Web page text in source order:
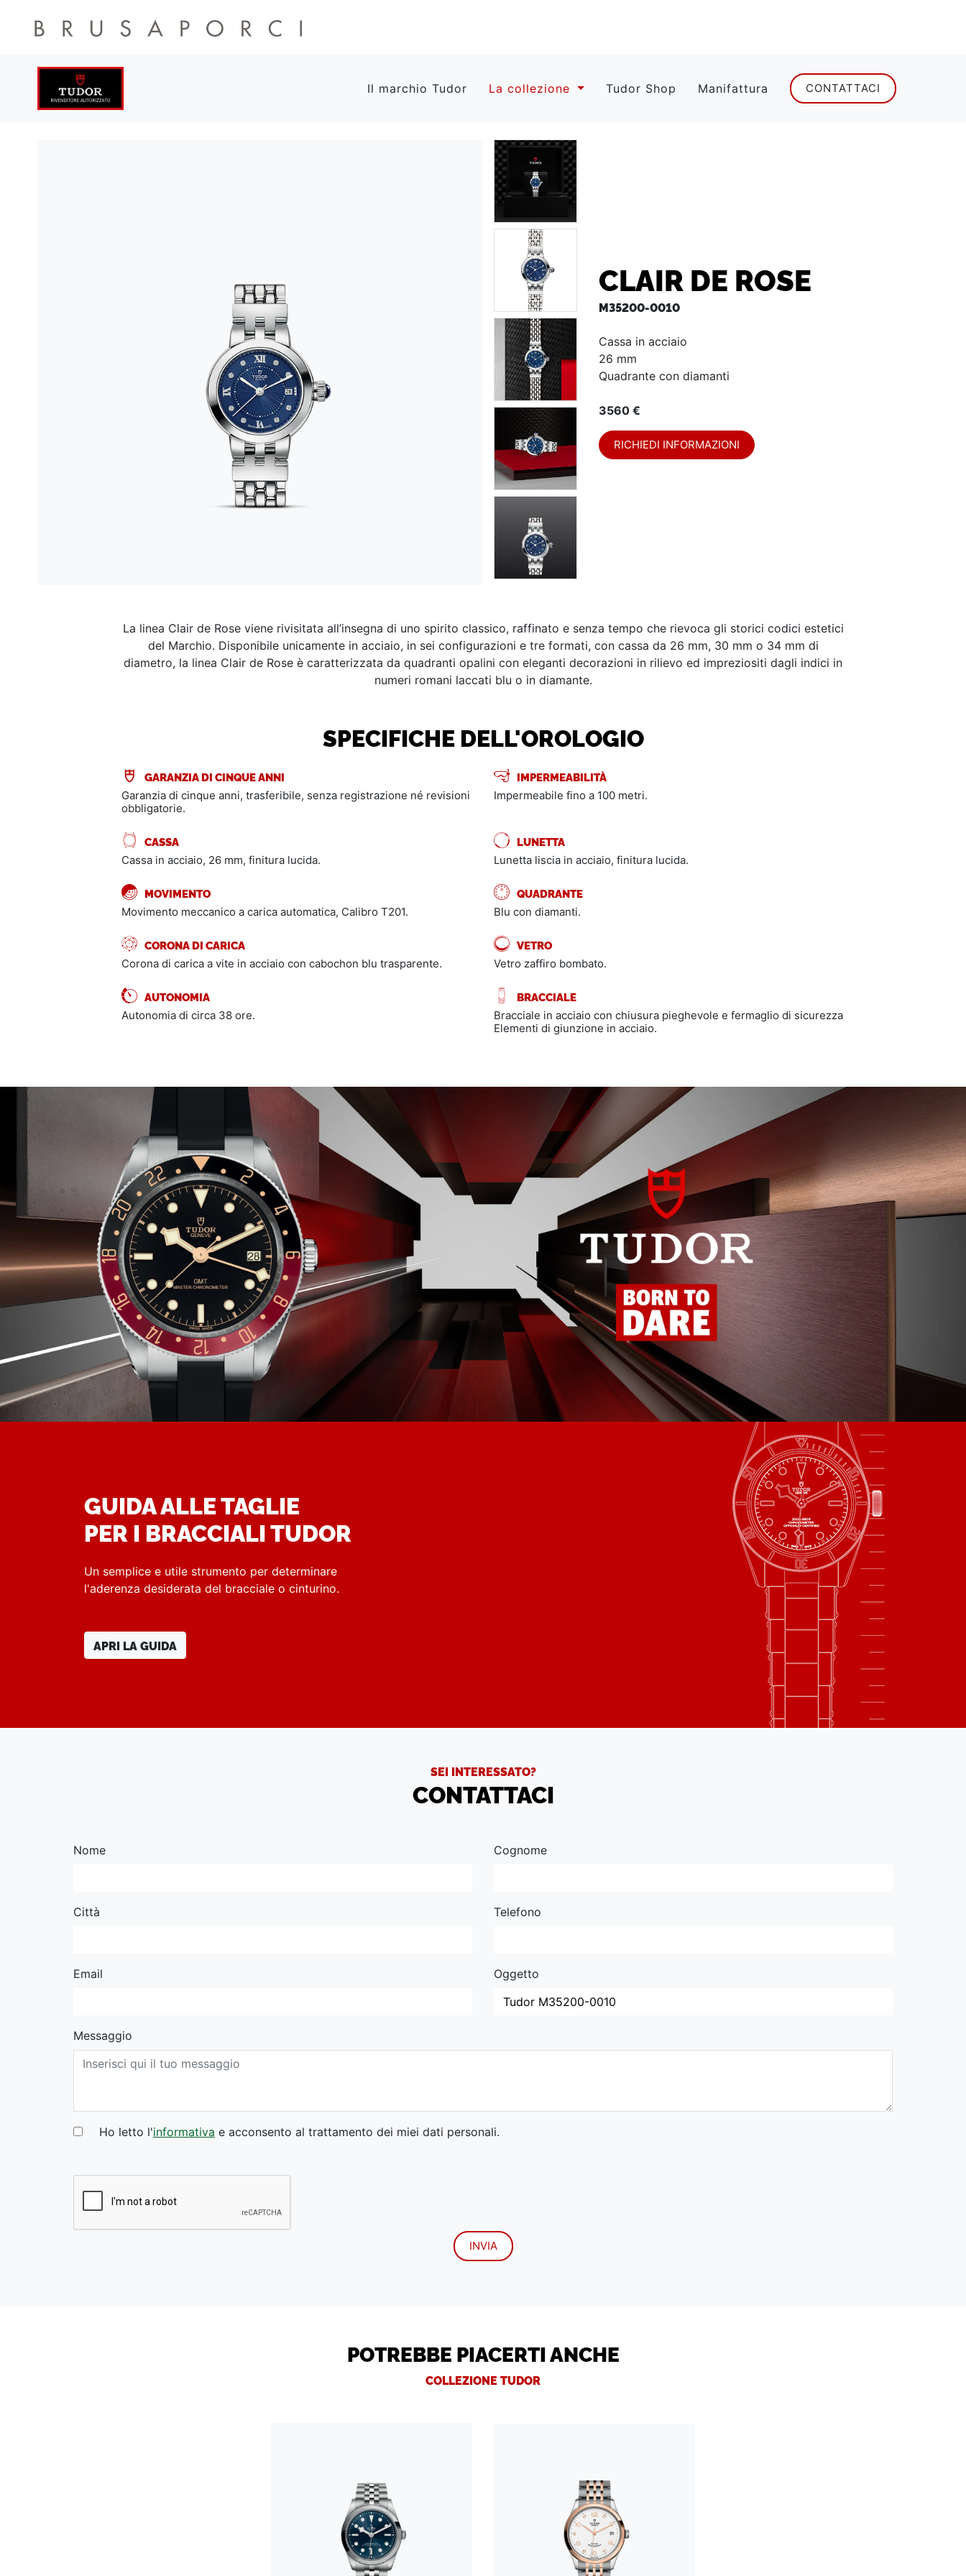
Il marchio Tudor La collezione Tudor Shop Manifattura CONTATTACI
CLAIR DE ROSE
M35200-0010
Cassa in acciaio
26 mm
Quadrante con diamanti
3560 €
RICHIEDI INFORMAZIONI
La linea Clair de Rose viene rivisitata all’insegna di uno spirito classico, raffinato e senza tempo che rievoca gli storici codici estetici
del Marchio. Disponibile unicamente in acciaio, in sei configurazioni e tre formati, con cassa da 26 mm, 30 mm o 34 mm di
diametro, la linea Clair de Rose è caratterizzata da quadranti opalini con eleganti decorazioni in rilievo ed impreziositi dagli indici in
numeri romani laccati blu o in diamante.
SPECIFICHE DELL'OROLOGIO
GARANZIA DI CINQUE ANNI
Garanzia di cinque anni, trasferibile, senza registrazione né revisioni
obbligatorie.
IMPERMEABILITÀ
Impermeabile fino a 100 metri.
CASSA
Cassa in acciaio, 26 mm, finitura lucida.
LUNETTA
Lunetta liscia in acciaio, finitura lucida.
MOVIMENTO
Movimento meccanico a carica automatica, Calibro T201.
QUADRANTE
Blu con diamanti.
CORONA DI CARICA
Corona di carica a vite in acciaio con cabochon blu trasparente.
VETRO
Vetro zaffiro bombato.
AUTONOMIA
Autonomia di circa 38 ore.
BRACCIALE
Bracciale in acciaio con chiusura pieghevole e fermaglio di sicurezza
Elementi di giunzione in acciaio.
GUIDA ALLE TAGLIE
PER I BRACCIALI TUDOR
Un semplice e utile strumento per determinare
l'aderenza desiderata del bracciale o cinturino.
APRI LA GUIDA
SEI INTERESSATO?
CONTATTACI
Nome Cognome
Città Telefono
Email Oggetto
Messaggio
Ho letto l'informativa e acconsento al trattamento dei miei dati personali.
POTREBBE PIACERTI ANCHE
COLLEZIONE TUDOR